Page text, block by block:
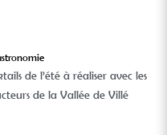
de l’été à réaliser avec les
de la Vallée de Villé